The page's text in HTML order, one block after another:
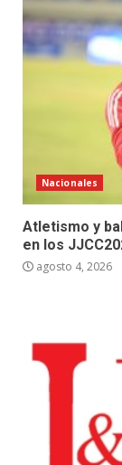
Nacionales
Atletismo y
en los
agosto 4, 2026